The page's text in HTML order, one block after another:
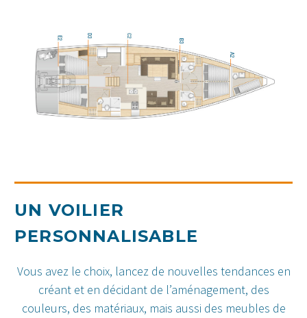
UN VOILIER
PERSONNALISABLE
Vous avez le choix, lancez de nouvelles tendances en
créant et en décidant de l’aménagement, des
couleurs, des matériaux, mais aussi des meubles de